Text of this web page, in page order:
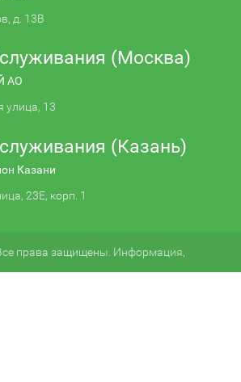
д. 13В
(Москва)
АО
улица, 13
(Казань)
Казани
23Е, корп. 1
права защищены. Информация,